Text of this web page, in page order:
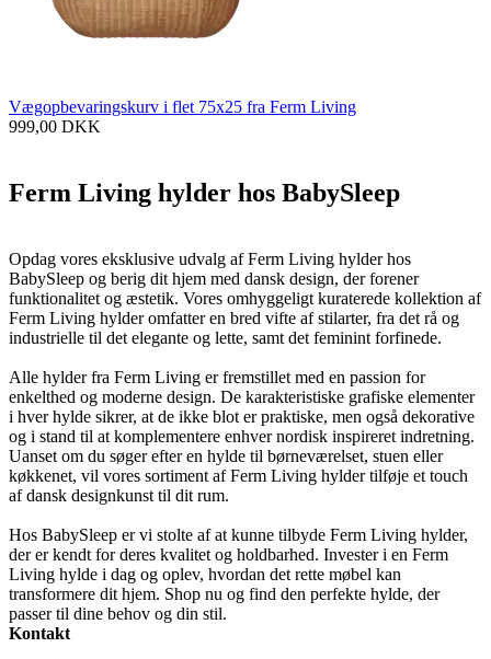
Vægopbevaringskurv i flet 75x25 fra Ferm Living
999,00 DKK
Ferm Living hylder hos BabySleep
Opdag vores eksklusive udvalg af Ferm Living hylder hos
BabySleep og berig dit hjem med dansk design, der forener
funktionalitet og æstetik. Vores omhyggeligt kuraterede kollektion af
Ferm Living hylder omfatter en bred vifte af stilarter, fra det rå og
industrielle til det elegante og lette, samt det feminint forfinede.
Alle hylder fra Ferm Living er fremstillet med en passion for
enkelthed og moderne design. De karakteristiske grafiske elementer
i hver hylde sikrer, at de ikke blot er praktiske, men også dekorative
og i stand til at komplementere enhver nordisk inspireret indretning.
Uanset om du søger efter en hylde til børneværelset, stuen eller
køkkenet, vil vores sortiment af Ferm Living hylder tilføje et touch
af dansk designkunst til dit rum.
Hos BabySleep er vi stolte af at kunne tilbyde Ferm Living hylder,
der er kendt for deres kvalitet og holdbarhed. Invester i en Ferm
Living hylde i dag og oplev, hvordan det rette møbel kan
transformere dit hjem. Shop nu og find den perfekte hylde, der
passer til dine behov og din stil.
Kontakt